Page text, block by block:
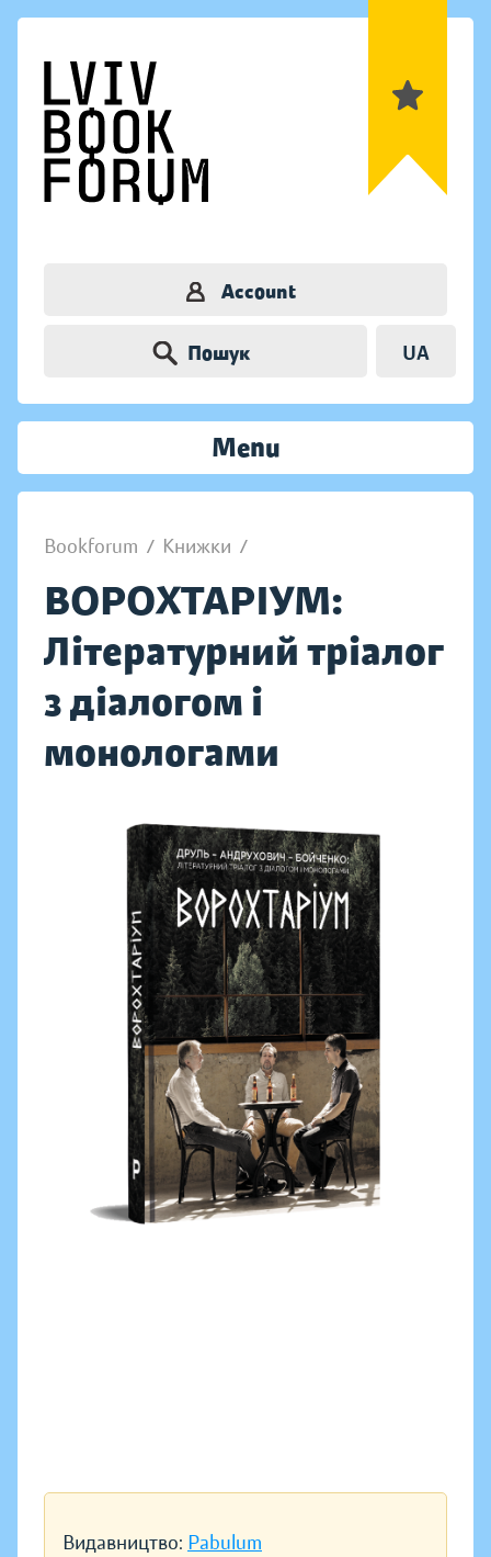
Account
Пошук UA
Menu
Bookforum / Книжки /
ВОРОХТАРІУМ:
Літературний тріалог
з діалогом і
монологами
Видавництво: Pabulum